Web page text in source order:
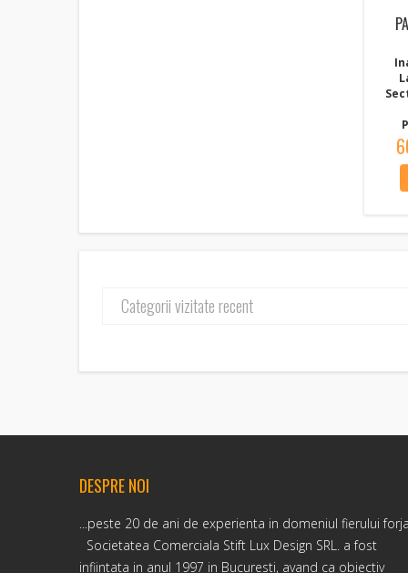
Categorii vizitate recent
DESPRE NOI
...peste 20 de ani de experienta in domeniul fierului
Societatea Comerciala Stift Lux Design SRL. a fost
infiintata in anul 1997 in Bucuresti, avand ca obiectiv